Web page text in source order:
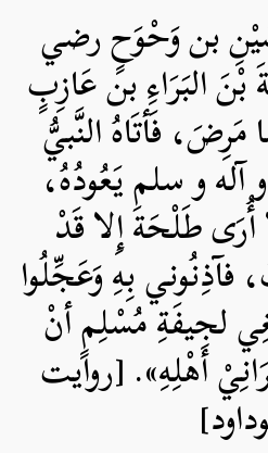
بن وَحْوَحٍ رضي
بْنَ البَرَاءِ بن عَازِبٍ
فَأتَاهُ النَّبيُّ
آله و سلم يَعُودُهُ،
طَلْحَةَ إِلا قَدْ
بِهِ وَعَجِّلُوا
لجِيفَةِ مُسْلِمٍ أنْ
أهْلِهِ». [روایت